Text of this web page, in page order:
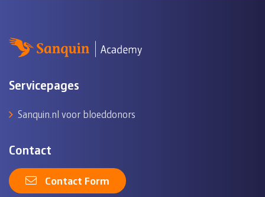
Servicepages
Sanquin.nl voor bloeddonors
Contact
Contact Form